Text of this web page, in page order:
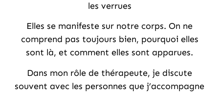
les verrues
Elles se manifeste sur notre corps. On ne
comprend pas toujours bien, pourquoi elles
sont là, et comment elles sont apparues.
Dans mon rôle de thérapeute, je discute
souvent avec les personnes que j’accompagne